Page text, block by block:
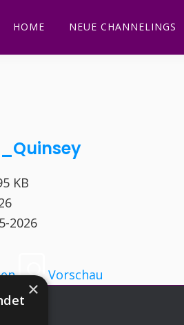
HOME NEUE CHANNELINGS
KB
2026
Vorschau
×